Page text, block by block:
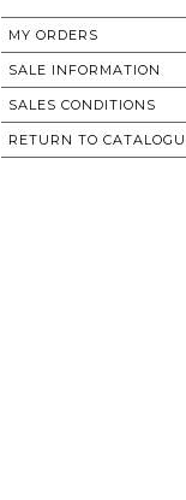
MY ORDERS
SALE INFORMATION
SALES CONDITIONS
RETURN TO